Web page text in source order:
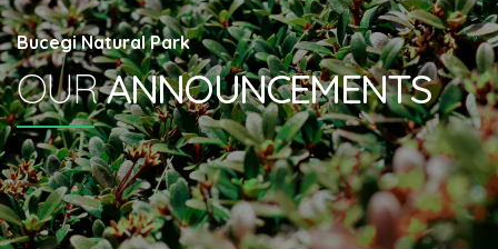
Bucegi Natural Park
OURANNOUNCEMENTS